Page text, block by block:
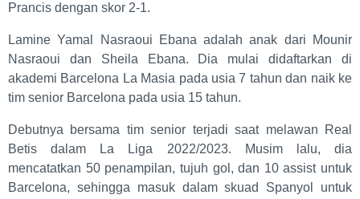
Prancis dengan skor 2-1.
Lamine Yamal Nasraoui Ebana adalah anak dari Mounir
Nasraoui dan Sheila Ebana. Dia mulai didaftarkan di
akademi Barcelona La Masia pada usia 7 tahun dan naik ke
tim senior Barcelona pada usia 15 tahun.
Debutnya bersama tim senior terjadi saat melawan Real
Betis dalam La Liga 2022/2023. Musim lalu, dia
mencatatkan 50 penampilan, tujuh gol, dan 10 assist untuk
Barcelona, sehingga masuk dalam skuad Spanyol untuk